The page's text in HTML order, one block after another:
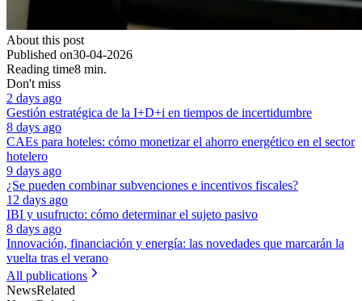
About this post
Published on30-04-2026
Reading time8 min.
Don't miss
2 days ago
Gestión estratégica de la I+D+i en tiempos de incertidumbre
8 days ago
CAEs para hoteles: cómo monetizar el ahorro energético en el sector
hotelero
9 days ago
¿Se pueden combinar subvenciones e incentivos fiscales?
12 days ago
IBI y usufructo: cómo determinar el sujeto pasivo
8 days ago
Innovación, financiación y energía: las novedades que marcarán la
vuelta tras el verano
All publications
NewsRelated